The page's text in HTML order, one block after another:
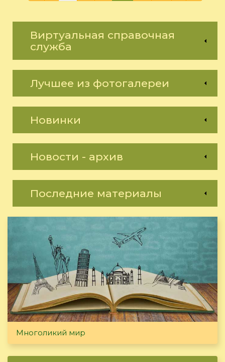
Виртуальная справочная
служба
Лучшее из фотогалереи
Новинки
Новости - архив
Последние материалы
Многоликий мир